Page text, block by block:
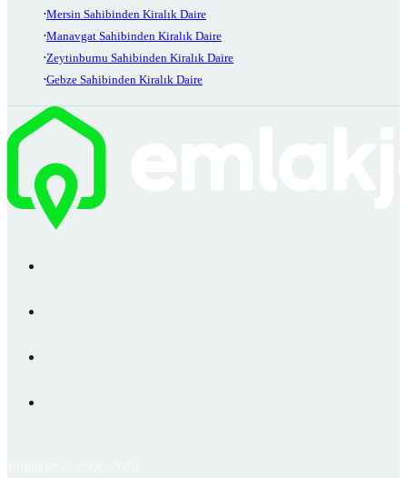
Mersin Sahibinden Kiralık Daire
Manavgat Sahibinden Kiralık Daire
Zeytinburnu Sahibinden Kiralık Daire
Gebze Sahibinden Kiralık Daire